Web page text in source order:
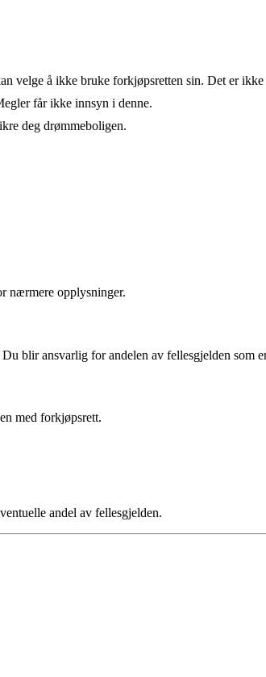
velge å ikke bruke forkjøpsretten sin. Det er
får ikke innsyn i denne.
deg drømmeboligen.
nærmere opplysninger.
blir ansvarlig for andelen av fellesgjelden som
med forkjøpsrett.
andel av fellesgjelden.